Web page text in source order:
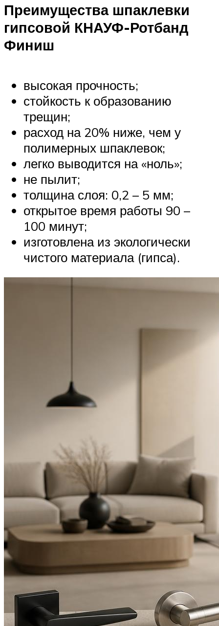
Преимущества шпаклевки
гипсовой КНАУФ-Ротбанд
Финиш
высокая прочность;
стойкость к образованию
трещин;
расход на 20% ниже, чем у
полимерных шпаклевок;
легко выводится на «ноль»;
не пылит;
толщина слоя: 0,2 – 5 мм;
открытое время работы 90 –
100 минут;
изготовлена из экологически
чистого материала (гипса).